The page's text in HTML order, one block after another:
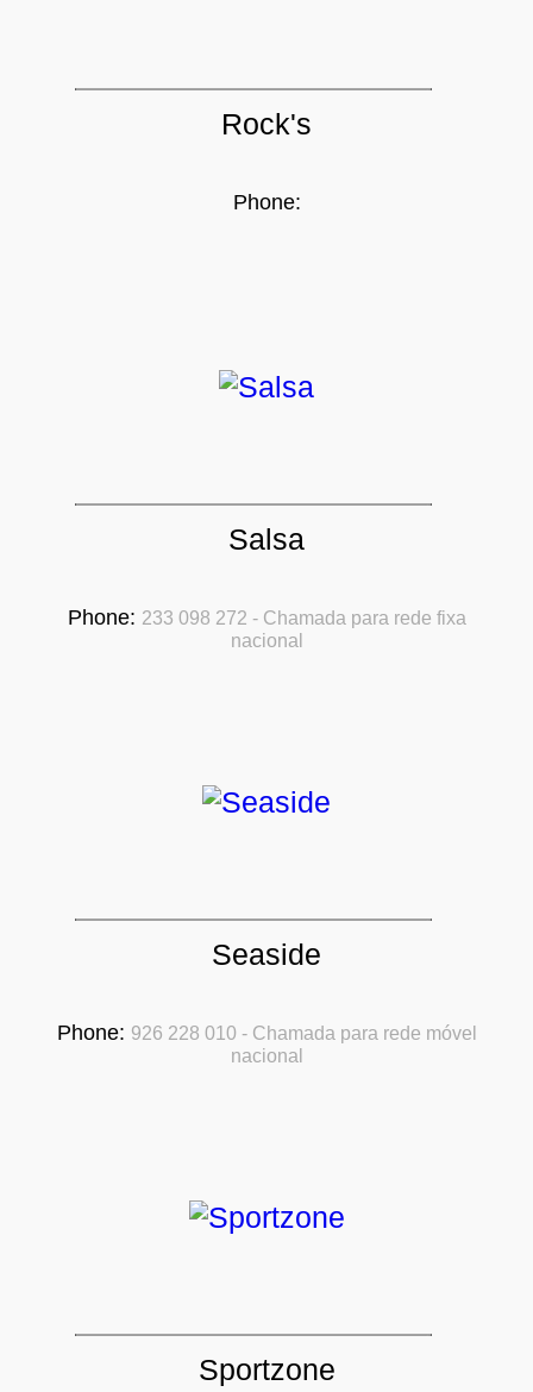
Rock's
Phone:
Salsa
Phone: 233 098 272 - Chamada para rede fixa
nacional
Seaside
Phone: 926 228 010 - Chamada para rede móvel
nacional
Sportzone